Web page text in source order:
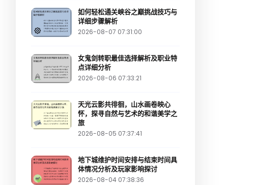
如何轻松通关峡谷之巅挑战技巧与
详细步骤解析
2026-08-07 07:31:00
女鬼剑转职最佳选择解析及职业特
点详细分析
2026-08-06 07:33:21
天光云影共徘徊，山水画卷映心
怀，探寻自然与艺术的和谐美学之
旅
2026-08-05 07:37:41
地下城维护时间安排与结束时间具
体情况分析及玩家影响探讨
2026-08-04 07:38:36